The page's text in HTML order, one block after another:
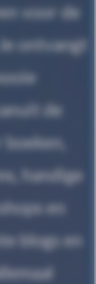
voor de
ontvangt
de
handige
en
blogs en